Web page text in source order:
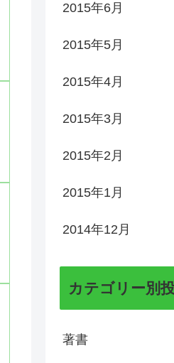
2015年6月
2015年5月
2015年4月
2015年3月
2015年2月
2015年1月
2014年12月
カテゴリー別
著書